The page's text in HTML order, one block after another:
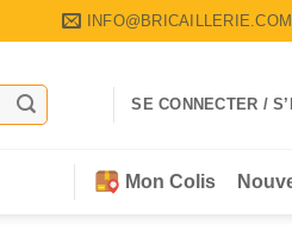
INFO@BRICAILLERIE.COM
SE CONNECTER /
Mon Colis